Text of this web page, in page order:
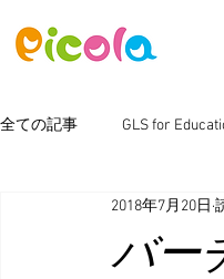
全ての記事 GLS for
ピコラボ08號講座
バー
2018年7月20日